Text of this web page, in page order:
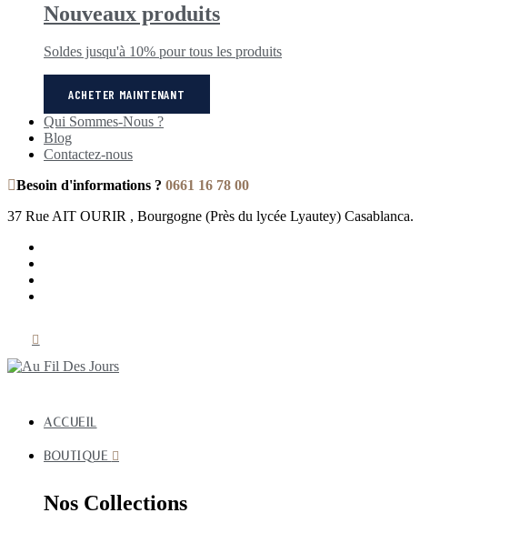
Nouveaux produits
Soldes jusqu'à 10% pour tous les produits
ACHETER MAINTENANT
Qui Sommes-Nous ?
Blog
Contactez-nous
Besoin d'informations ? 0661 16 78 00
37 Rue AIT OURIR , Bourgogne (Près du lycée Lyautey) Casablanca.
ACCUEIL
BOUTIQUE
Nos Collections